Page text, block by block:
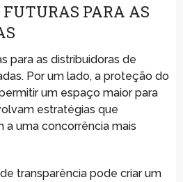
PARA AS
para as distribuidoras de
Por um lado, a proteção do
um espaço maior para
estratégias que
uma concorrência mais
transparência pode criar um